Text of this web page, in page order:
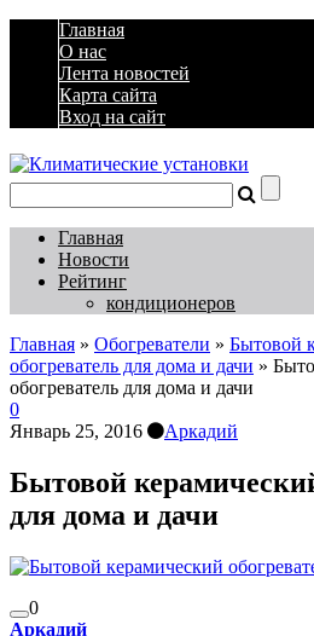
Главная
О нас
Лента новостей
Карта сайта
Вход на сайт
Главная
Новости
Рейтинг
кондиционеров
Главная » Обогреватели » Бытовой
обогреватель для дома и дачи »
обогреватель для дома и дачи
0
Январь 25, 2016
Аркадий
Бытовой
для дома и дачи
0
Аркадий